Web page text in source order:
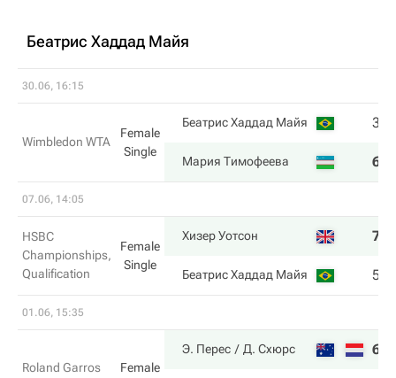
Беатрис Хаддад Майя
30.06, 16:15
Wimbledon WTA
Female
Single
Беатрис Хаддад Майя 3
Мария Тимофеева 6
07.06, 14:05
HSBC
Championships,
Qualification
Female
Single
Хизер Уотсон 7
Беатрис Хаддад Майя 5
01.06, 15:35
Roland Garros
Female
Э. Перес Д. Схюрс 6